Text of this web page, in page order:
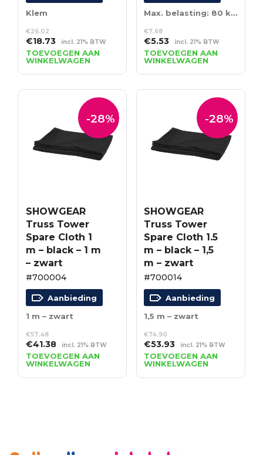
Klem
€26.02
Oorspronkelijke
prijs
was:
€26.02.
€18.73Huidige
prijs
is:
€18.73.
incl. 21% BTW
TOEVOEGEN AAN
WINKELWAGEN
Max. belasting: 80 kg – 75 cm – zilver
€7.68
Oorspronkelijke
prijs
was:
€7.68.
€5.53Huidige
prijs
is:
€5.53.
incl. 21% BTW
TOEVOEGEN AAN
WINKELWAGEN
-28%
SHOWGEAR
Truss Tower
Spare Cloth 1
m – black – 1 m
– zwart
#700004
Aanbieding
1 m – zwart
€57.48
Oorspronkelijke
prijs
was:
€57.48.
€41.38Huidige
prijs
is:
€41.38.
incl. 21% BTW
TOEVOEGEN AAN
WINKELWAGEN
-28%
SHOWGEAR
Truss Tower
Spare Cloth 1.5
m – black – 1,5
m – zwart
#700014
Aanbieding
1,5 m – zwart
€74.90
Oorspronkelijke
prijs
was:
€74.90.
€53.93Huidige
prijs
is:
€53.93.
incl. 21% BTW
TOEVOEGEN AAN
WINKELWAGEN